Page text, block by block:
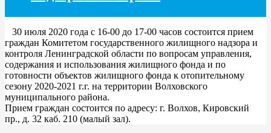
30 июля 2020 года с 16-00 до 17-00 часов состоится прием
граждан Комитетом государственного жилищного надзора и
контроля Ленинградской области по вопросам управления,
содержания и использования жилищного фонда и по
готовности объектов жилищного фонда к отопительному
сезону 2020-2021 г.г. на территории Волховского
муниципального района.
Прием граждан состоится по адресу: г. Волхов, Кировский
пр., д. 32 каб. 210 (малый зал).